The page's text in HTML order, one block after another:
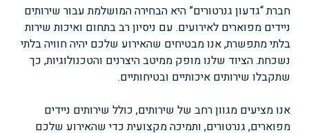
חברת “גדעון גנרטורים” היא הבחירה המושלמת עבור שירותים
ניידים מפוארים לאירועים. עם ניסיון רב בתחום ואיכות שירות
בלתי מתפשרת, אנו מבטיחים שהאירוע שלכם יהיה חוויה בלתי
נשכחת. הציוד שלנו מופק ממיטב היצרנים והטכנולוגיות, כך
שתקבלו שירותים איכותיים ובטיחותיים.
אנו מציעים מגוון רחב של שירותים, כולל שירותים ניידים
מפוארים, גנרטורים, ותמיכה מקצועית כדי שהאירוע שלכם